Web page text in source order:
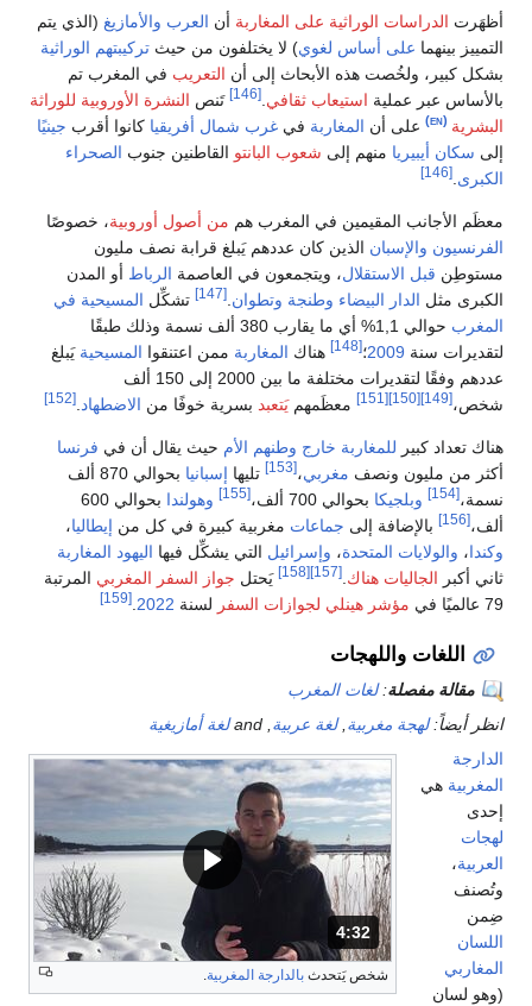
الدراسات الوراثية على المغاربةأنالعرب والأمازيغ(الذي يتم
بينهماعلى أساس لغوي) لا يختلفون من حيث تركيبتهم الوراثية
ولخُصت هذه الأبحاث إلى أنالتعريبفي المغرب تم
عبر عمليةاستيعاب ثقافي.
[146] تَنصالنشرة الأوروبية للوراثة
على أنالمغاربةفيغرب شمال أفريقياكانوا أقربجينيًا
أيبيريامنهم إلى شعوب البانتوالقاطنين جنوبالصحراء
المقيمين في المغرب هممن أصول أوروبية، خصوصًا
والإسبانالذين كان عددهم يَبلغ قرابة نصف مليون
قبل الاستقلال، ويتجمعون في العاصمة الرباطأو المدن
مثلالدار البيضاء وطنجة وتطوان. تشكِّلالمسيحية في
حوالي 1,1% أي ما يقارب 380 ألف نسمة وذلك طبقًا
سنة2009 ؛ هناكالمغاربةممن اعتنقواالمسيحيةيَبلغ
عددهم وفقًا لتقديرات مختلفة ما بين 2000 إلى 150 ألف
معظَمهميَتعبدبسرية خوفًا من الاضطهاد.
كبير للمغاربة خارج وطنهم الأمحيث يقال أن فيفرنسا
مليون ونصفمغربي،[153] تليهاإسبانيا
بحوالي 870 ألف
وبلجيكابحوالي 700 ألف، وهولندا
بحوالي 600
بالإضافة إلىجماعاتمغربية كبيرة في كل منإيطاليا ،
والولايات المتحدة،وإسرائيل التي يشكِّل فيهااليهود المغاربة
الجاليات هناك.
[157] يَحتلجواز السفر المغربيالمرتبة
مؤشر هينلي لجوازات السفر لسنة2022
.
واللهجات
مفصلة:لغات المغرب
لهجة مغربية,لغة عربية , and لغة أمازيغية
المدة: دقائق و 32 ثواني.
شخص يَتحدثبالدارجة المغربية
هي